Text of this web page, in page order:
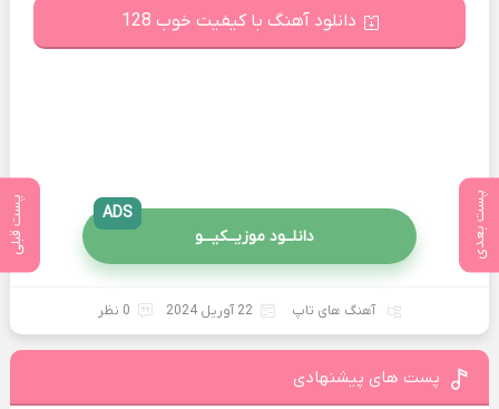
پست بعدی پست قبلی
دانلود آهنگ با کیفیت خوب 128
دانلــود موزیــکیـــو
ADS
آهنگ های تاپ 22 آوریل 2024 0 نظر
پست های پیشنهادی